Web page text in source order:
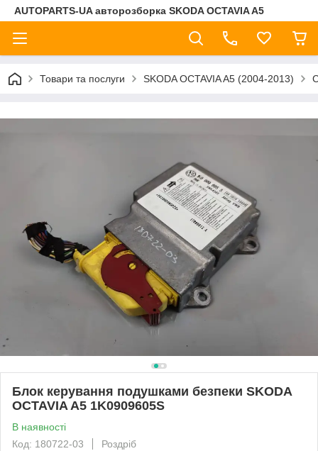
AUTOPARTS-UA авторозборка SKODA OCTAVIA A5
Товари та послуги SKODA OCTAVIA A5 (2004-2013)
Блок керування подушками безпеки SKODA
OCTAVIA A5 1K0909605S
В наявності
Код: 180722-03
Роздріб